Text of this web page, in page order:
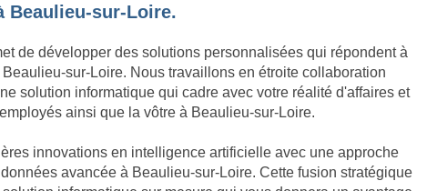
Beaulieu-sur-Loire.
de développer des solutions personnalisées qui répondent à
sur-Loire. Nous travaillons en étroite collaboration
solution informatique qui cadre avec votre réalité d'affaires et
ainsi que la vôtre à Beaulieu-sur-Loire.
innovations en intelligence artificielle avec une approche
avancée à Beaulieu-sur-Loire. Cette fusion stratégique